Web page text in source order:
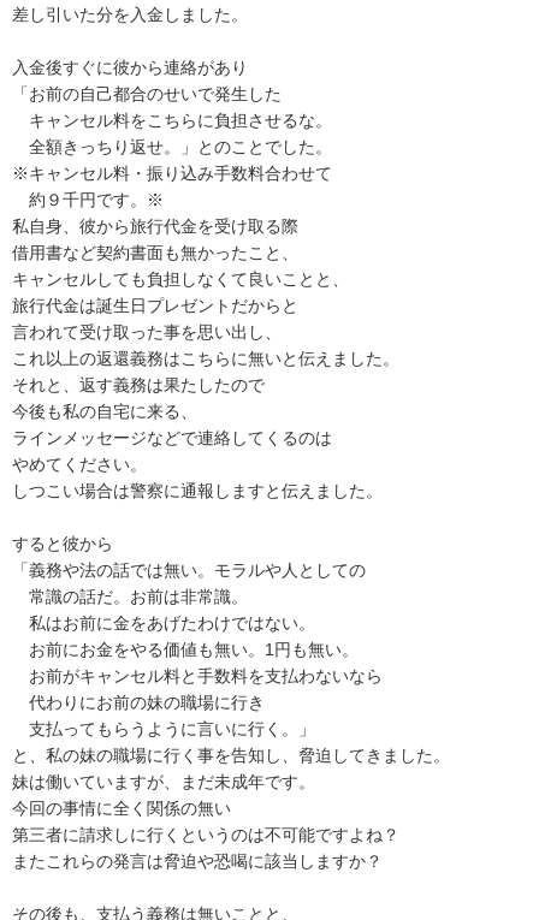
差し引いた分を入金しました。
入金後すぐに彼から連絡があり
「お前の自己都合のせいで発生した
キャンセル料をこちらに負担させるな。
全額きっちり返せ。」とのことでした。
※キャンセル料・振り込み手数料合わせて
約９千円です。※
私自身、彼から旅行代金を受け取る際
借用書など契約書面も無かったこと、
キャンセルしても負担しなくて良いことと、
旅行代金は誕生日プレゼントだからと
言われて受け取った事を思い出し、
これ以上の返還義務はこちらに無いと伝えました。
それと、返す義務は果たしたので
今後も私の自宅に来る、
ラインメッセージなどで連絡してくるのは
やめてください。
しつこい場合は警察に通報しますと伝えました。
すると彼から
「義務や法の話では無い。モラルや人としての
常識の話だ。お前は非常識。
私はお前に金をあげたわけではない。
お前にお金をやる価値も無い。1円も無い。
お前がキャンセル料と手数料を支払わないなら
代わりにお前の妹の職場に行き
支払ってもらうように言いに行く。」
と、私の妹の職場に行く事を告知し、脅迫してきました。
妹は働いていますが、まだ未成年です。
今回の事情に全く関係の無い
第三者に請求しに行くというのは不可能ですよね？
またこれらの発言は脅迫や恐喝に該当しますか？
その後も、支払う義務は無いことと、